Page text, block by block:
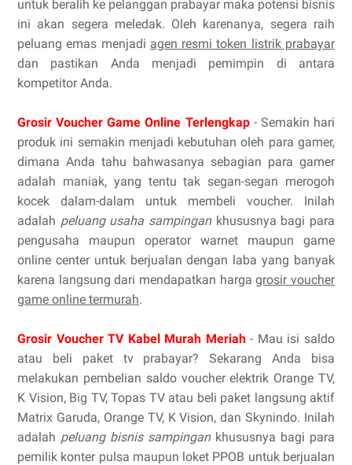
untuk beralih ke pelanggan prabayar maka potensi bisnis
ini akan segera meledak. Oleh karenanya, segera raih
peluang emas menjadi agen resmi token listrik prabayar
dan pastikan Anda menjadi pemimpin di antara
kompetitor Anda.
Grosir Voucher Game Online Terlengkap- Semakin hari
produk ini semakin menjadi kebutuhan oleh para gamer,
dimana Anda tahu bahwasanya sebagian para gamer
adalah maniak, yang tentu tak segan-segan merogoh
kocek dalam-dalam untuk membeli voucher. Inilah
adalah peluang usaha sampingankhususnya bagi para
pengusaha maupun operator warnet maupun game
online center untuk berjualan dengan laba yang banyak
karena langsung dari mendapatkan hargagrosir voucher
game online termurah.
Grosir Voucher TV Kabel Murah Meriah- Mau isi saldo
atau beli paket tv prabayar? Sekarang Anda bisa
melakukan pembelian saldo voucher elektrik Orange TV,
K Vision, Big TV, Topas TV atau beli paket langsung aktif
Matrix Garuda, Orange TV, K Vision, dan Skynindo. Inilah
adalah peluang bisnis sampingankhususnya bagi para
pemilik konter pulsa maupun loket PPOB untuk berjualan